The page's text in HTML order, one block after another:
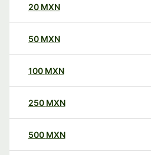
20 MXN
50 MXN
100 MXN
250 MXN
500 MXN